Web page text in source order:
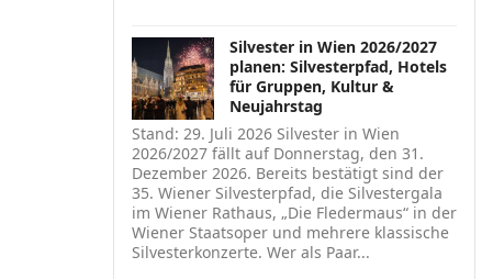
Silvester in Wien 2026/2027
planen: Silvesterpfad, Hotels
für Gruppen, Kultur &
Neujahrstag
Stand: 29. Juli 2026 Silvester in Wien
2026/2027 fällt auf Donnerstag, den 31.
Dezember 2026. Bereits bestätigt sind der
35. Wiener Silvesterpfad, die Silvestergala
im Wiener Rathaus, „Die Fledermaus“ in der
Wiener Staatsoper und mehrere klassische
Silvesterkonzerte. Wer als Paar...